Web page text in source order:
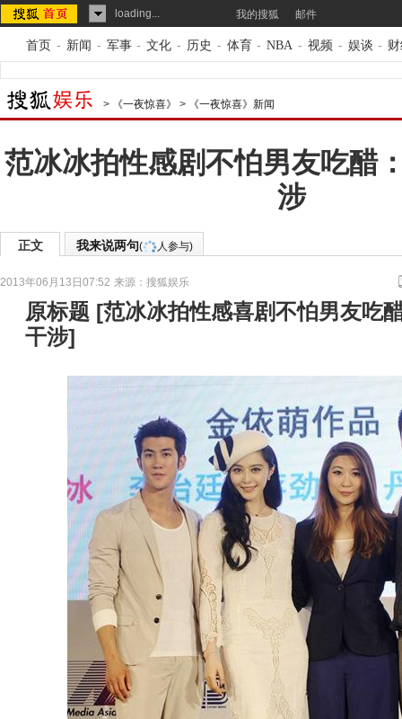
loading... 我的搜狐 邮件
首页 - 新闻 - 军事 - 文化 - 历史 - 体育 - NBA - 视频 - 娱谈 -
> 《一夜惊喜》 > 《一夜惊喜》新闻
范冰冰拍性感剧不怕男友吃醋
涉
正文 我来说两句( 人参与)
2013年06月13日07:52 来源： 搜狐娱乐
原标题 [范冰冰拍性感喜剧不怕男友吃
干涉]